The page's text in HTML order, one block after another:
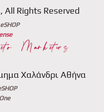
All Rights Reserved
Χαλάνδρι Αθήνα